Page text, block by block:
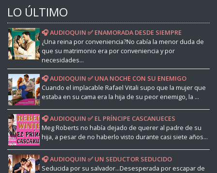
LO ÚLTIMO
🎧 AUDIOQUIN ✅ ENAMORADA DESDE SIEMPRE
¿Una reina por conveniencia?No cabía la menor duda de
que su matrimonio era por conveniencia y por
necesidades...
🎧 AUDIOQUIN ✅ UNA NOCHE CON SU ENEMIGO
Cuando el implacable Rafael Vitali supo que la mujer que
estaba en su cama era la hija de su peor enemigo, la ...
🎧 AUDIOQUIN ✅ EL PRÍNCIPE CASCANUECES
Meg Roberts no había dejado de querer al padre de su
hija, a pesar de no haberlo visto durante casi siete años...
🎧 AUDIOQUIN ✅ UN SEDUCTOR SEDUCIDO
Seducida por su salvador...Desesperada por escapar de